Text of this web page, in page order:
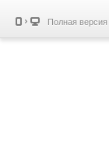
Полная версия